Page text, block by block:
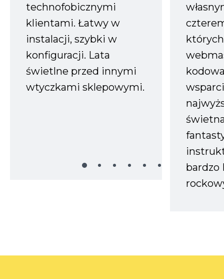
technofobicznymi
klientami. Łatwy w
instalacji, szybki w
konfiguracji. Lata
świetlne przed innymi
wtyczkami sklepowymi.
bardzo